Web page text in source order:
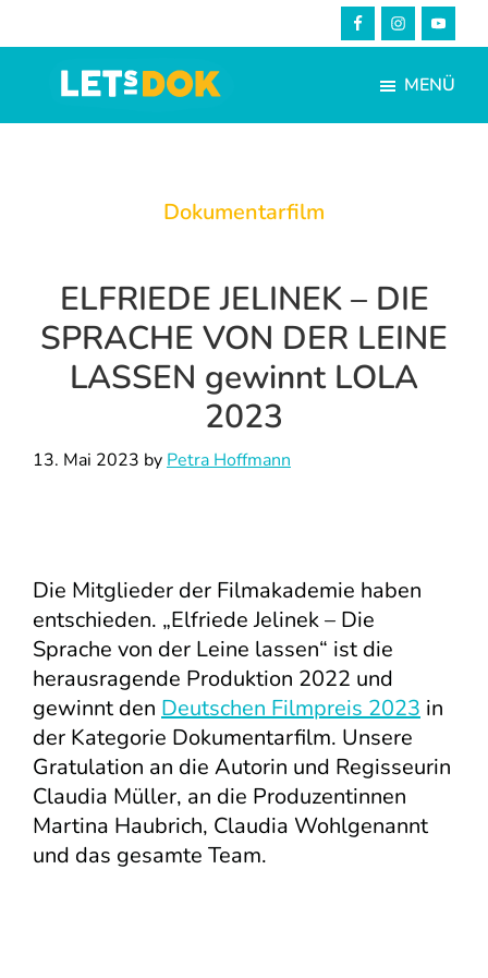
to
content
Fußzeile
springen
LETsDOK
Bundesweite
MENÜ
Dokumentarfilm
ELFRIEDE JELINEK – DIE
SPRACHE VON DER LEINE
LASSEN gewinnt LOLA
2023
13. Mai 2023 by Petra Hoffmann
Die Mitglieder der Filmakademie haben
entschieden. „Elfriede Jelinek – Die
Sprache von der Leine lassen“ ist die
herausragende Produktion 2022 und
gewinnt den Deutschen Filmpreis 2023 in
der Kategorie Dokumentarfilm. Unsere
Gratulation an die Autorin und Regisseurin
Claudia Müller, an die Produzentinnen
Martina Haubrich, Claudia Wohlgenannt
und das gesamte Team.